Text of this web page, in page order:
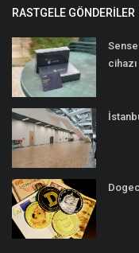
RASTGELE GÖNDERILER
cihazı